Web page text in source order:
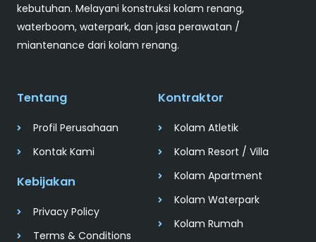
kebutuhan. Melayani konstruksi kolam renang,
waterboom, waterpark, dan jasa perawatan /
miantenance dari kolam renang.
Tentang
Profil Perusahaan
Kontak Kami
Kebijakan
Privacy Policy
Terms & Conditions
Kontraktor
Kolam Atletik
Kolam Resort / Villa
Kolam Apartment
Kolam Waterpark
Kolam Rumah